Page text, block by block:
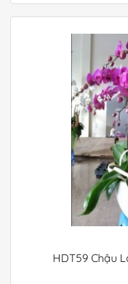
HDT59 Chậu